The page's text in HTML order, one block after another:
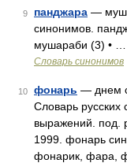
9 панджара —
синонимов.
мушараби (3) • …
Словарь синонимов
10 фонарь — днем
Словарь
выражений. под.
1999. фонарь
фонарик, фара,